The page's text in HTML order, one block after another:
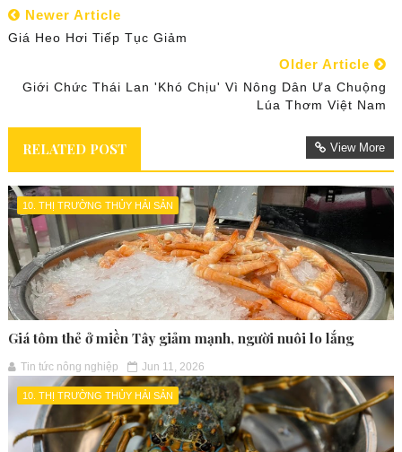
Newer Article
Giá Heo Hơi Tiếp Tục Giảm
Older Article
Giới Chức Thái Lan 'khó Chịu' Vì Nông Dân Ưa Chuộng
Lúa Thơm Việt Nam
RELATED POST View More
10. THỊ TRƯỜNG THỦY HẢI SẢN
Giá tôm thẻ ở miền Tây giảm mạnh, người nuôi lo lắng
Tin tức nông nghiệp Jun 11, 2026
10. THỊ TRƯỜNG THỦY HẢI SẢN